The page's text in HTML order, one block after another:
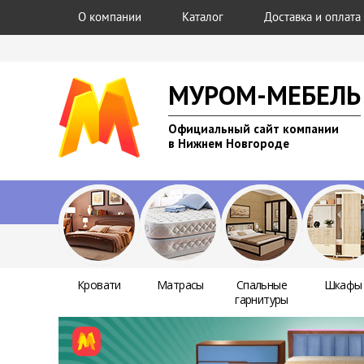
О компании Каталог Доставка и оплата
МУРОМ-МЕБЕЛЬ
Официальный сайт компании
в Нижнем Новгороде
Кровати Матрасы
Спальные
гарнитуры
Шкафы